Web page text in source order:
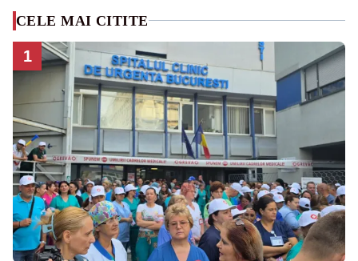
CELE MAI CITITE
1